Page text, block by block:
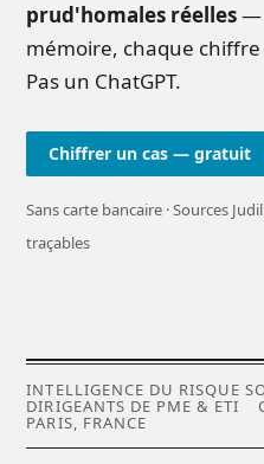
prud'homales réelles—
mémoire, chaque chiffre
Pas un ChatGPT.
Chiffrer un cas — gratuit
Sans carte bancaire · Sources
traçables
INTELLIGENCE DU RISQUE
DIRIGEANTS DE PME & ETI
PARIS, FRANCE